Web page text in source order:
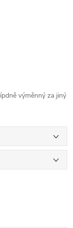
výměnný za jiný